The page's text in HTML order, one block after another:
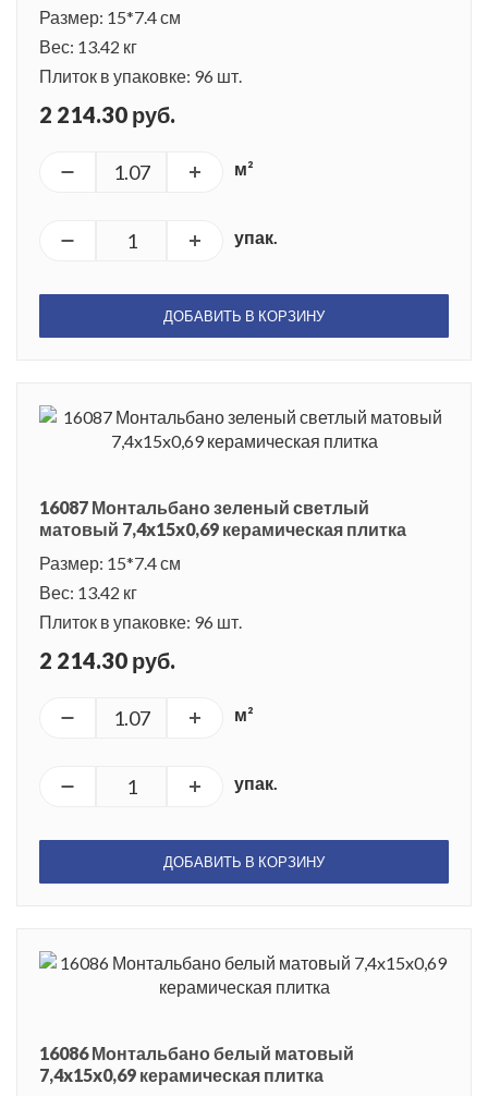
Размер: 15*7.4 см
Вес: 13.42 кг
Плиток в упаковке: 96 шт.
2 214.30 руб.
м²
упак.
ДОБАВИТЬ В КОРЗИНУ
16087 Монтальбано зеленый светлый
матовый 7,4x15x0,69 керамическая плитка
Размер: 15*7.4 см
Вес: 13.42 кг
Плиток в упаковке: 96 шт.
2 214.30 руб.
м²
упак.
ДОБАВИТЬ В КОРЗИНУ
16086 Монтальбано белый матовый
7,4x15x0,69 керамическая плитка